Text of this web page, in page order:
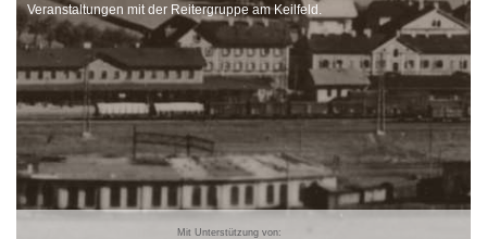
Veranstaltungen mit der Reitergruppe am Keilfeld.
Mit Unterstützung von: